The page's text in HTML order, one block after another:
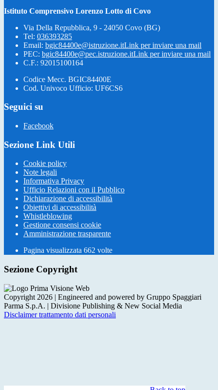
Istituto Comprensivo Lorenzo Lotto di Covo
Via Della Repubblica, 9 - 24050 Covo (BG)
Tel: 036393285
Email: bgic84400e@istruzione.itLink per inviare una mail
PEC: bgic84400e@pec.istruzione.itLink per inviare una mail
C.F.: 92015100164
Codice Mecc. BGIC84400E
Cod. Univoco Ufficio: UF6CS6
Seguici su
Facebook
Sezione Link Utili
Cookie policy
Note legali
Informativa Privacy
Ufficio Relazioni con il Pubblico
Dichiarazione di accessibilità
Obiettivi di accessibilità
Whistleblowing
Gestione consensi cookie
Amministrazione trasparente
Pagina visualizzata 662 volte
Sezione Copyright
Copyright 2026 | Engineered and powered by Gruppo Spaggiari
Parma S.p.A. | Divisione Publishing & New Social Media
Disclaimer trattamento dati personali